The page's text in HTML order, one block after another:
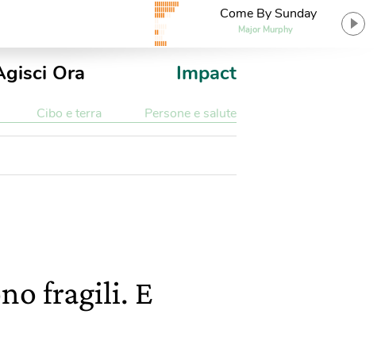
Come By Sunday
Major Murphy
Ora Impact
Cibo e terra Persone e salute
fragili. E